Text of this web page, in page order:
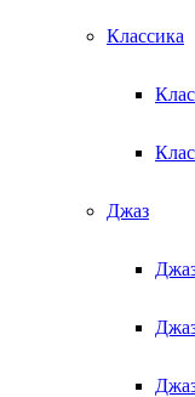
Классика
Джаз